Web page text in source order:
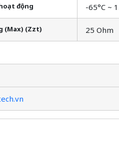
động -65°C ~
(Max) (Zzt) 25 Ohm